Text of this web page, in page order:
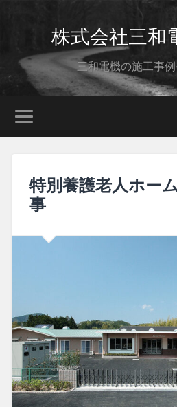
株式会社三
三和電機の施工事
特別養護老人ホー
事